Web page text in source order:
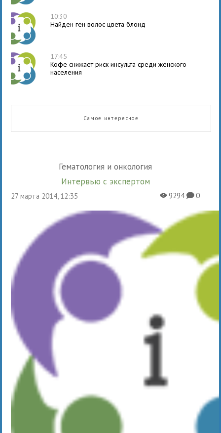
10:30
Найден ген волос цвета блонд
17:45
Кофе снижает риск инсульта среди женского
населения
Самое интересное
Гематология и онкология
Интервью с экспертом
27 марта 2014, 12:35 X9294K0